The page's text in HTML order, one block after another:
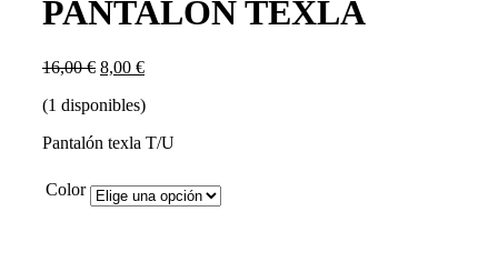
PANTALON TEXLA
16,00€ 8,00 €
(1 disponibles)
Pantalón texla T/U
Color